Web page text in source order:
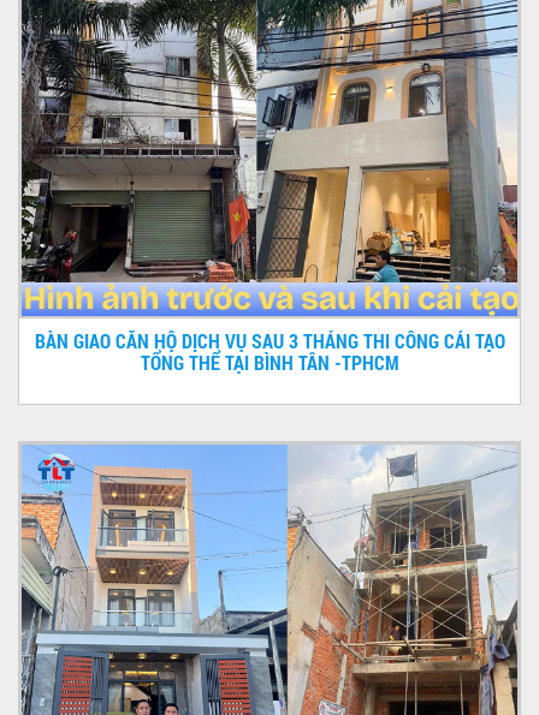
BÀN GIAO CĂN HỘ DỊCH VỤ SAU 3 THÁNG THI CÔNG CẢI TẠO
TỔNG THỂ TẠI BÌNH TÂN -TPHCM